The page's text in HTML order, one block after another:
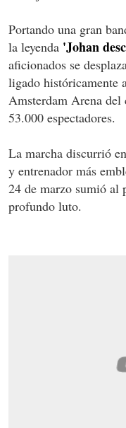
Portando una gran
la leyenda 'Johan
aficionados se
ligado históricamente
Amsterdam Arena del
53.000 espectadores.
La marcha discurrió
y entrenador más
24 de marzo sumió al
profundo luto.